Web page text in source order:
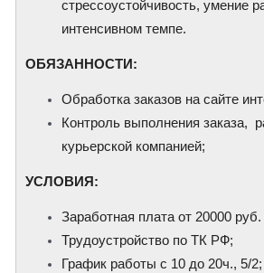
стрессоустойчивость, умение
интенсивном темпе.
​ОБЯЗАННОСТИ:
Обработка заказов на сайте
Контроль выполнения заказа,
курьерской компанией;
​УСЛОВИЯ:
Заработная плата от 20000
Трудоустройство по ТК РФ;
График работы с 10 до 20ч., 5/2;